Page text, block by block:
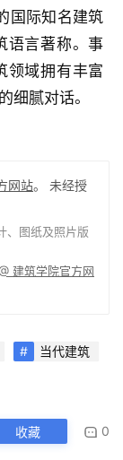
国际知名建筑
语言著称。事
领域拥有丰富
细腻对话。
网站。 未经授
、图纸及照片版
建筑学院官方网
当代建筑
收藏 0